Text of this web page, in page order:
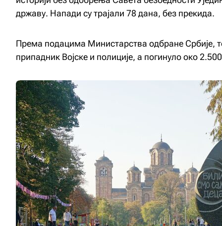
државу. Напади су трајали 78 дана, без прекида.
Према подацима Министарства одбране Србије,
припадник Војске и полиције, а погинуло око